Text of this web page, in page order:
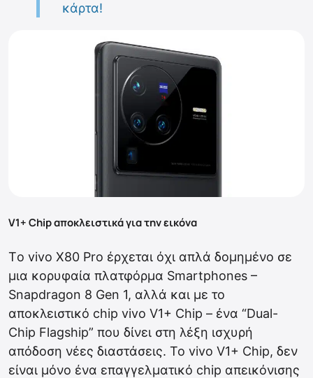
κάρτα!
V1+ Chip αποκλειστικά για την εικόνα
Tο vivo X80 Pro έρχεται όχι απλά δομημένο σε
μια κορυφαία πλατφόρμα Smartphones –
Snapdragon 8 Gen 1, αλλά και με το
αποκλειστικό chip vivo V1+ Chip – ένα “Dual-
Chip Flagship” που δίνει στη λέξη ισχυρή
απόδοση νέες διαστάσεις. Το vivo V1+ Chip, δεν
είναι μόνο ένα επαγγελματικό chip απεικόνισης